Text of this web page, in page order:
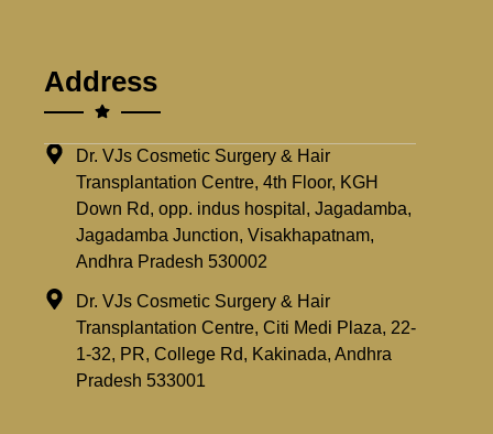
Address
Dr. VJs Cosmetic Surgery & Hair
Transplantation Centre, 4th Floor, KGH
Down Rd, opp. indus hospital, Jagadamba,
Jagadamba Junction, Visakhapatnam,
Andhra Pradesh 530002
Dr. VJs Cosmetic Surgery & Hair
Transplantation Centre, Citi Medi Plaza, 22-
1-32, PR, College Rd, Kakinada, Andhra
Pradesh 533001